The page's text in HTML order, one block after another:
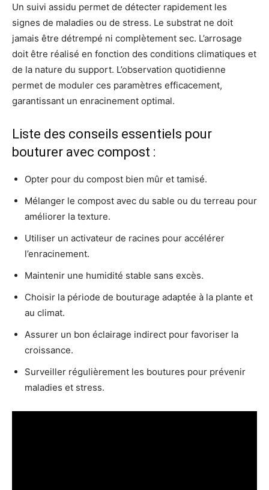
Un suivi assidu permet de détecter rapidement les
signes de maladies ou de stress. Le substrat ne doit
jamais être détrempé ni complètement sec. L’arrosage
doit être réalisé en fonction des conditions climatiques et
de la nature du support. L’observation quotidienne
permet de moduler ces paramètres efficacement,
garantissant un enracinement optimal.
Liste des conseils essentiels pour
bouturer avec compost :
Opter pour du compost bien mûr et tamisé.
Mélanger le compost avec du sable ou du terreau pour
améliorer la texture.
Utiliser un activateur de racines pour accélérer
l’enracinement.
Maintenir une humidité stable sans excès.
Choisir la période de bouturage adaptée à la plante et
au climat.
Assurer un bon éclairage indirect pour favoriser la
croissance.
Surveiller régulièrement les boutures pour prévenir
maladies et stress.